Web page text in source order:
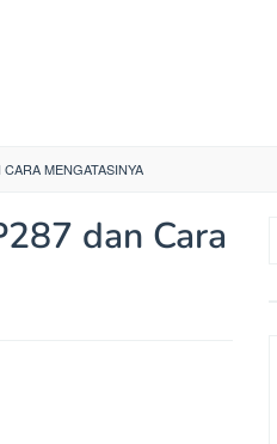
MENGATASINYA
dan Cara